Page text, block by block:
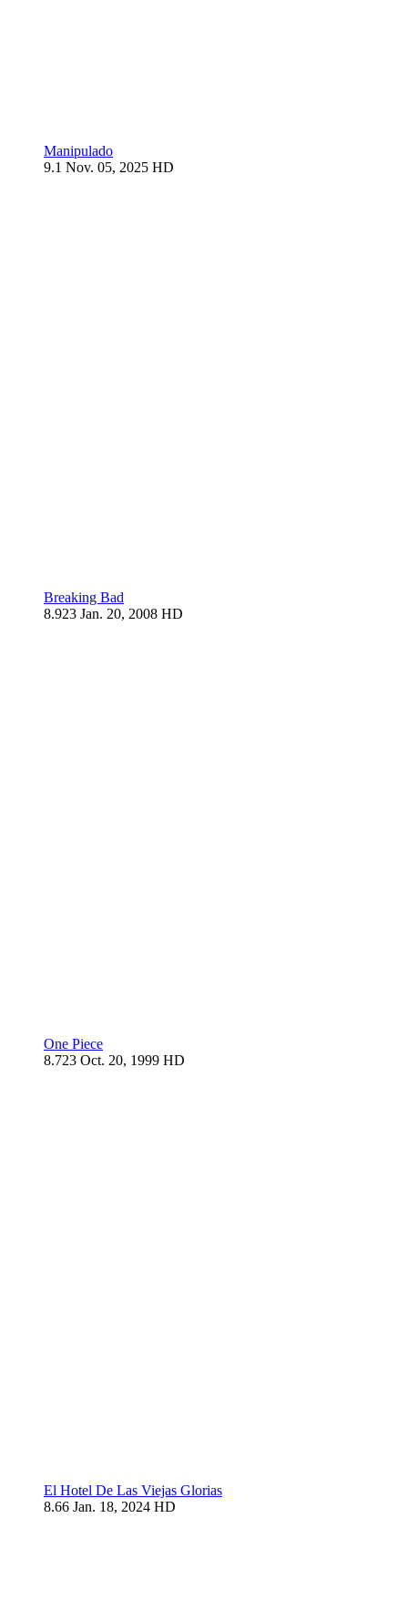
Manipulado
9.1 Nov. 05, 2025 HD
Breaking Bad
8.923 Jan. 20, 2008 HD
One Piece
8.723 Oct. 20, 1999 HD
El Hotel De Las Viejas Glorias
8.66 Jan. 18, 2024 HD